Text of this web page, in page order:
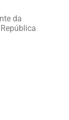
da